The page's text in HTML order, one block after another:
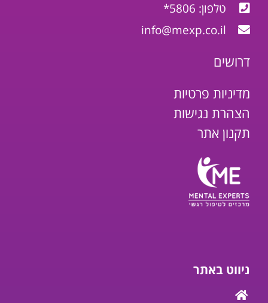
טלפון: 5806*
info@mexp.co.il
דרושים
מדיניות פרטיות
הצהרת נגישות
תקנון אתר
ניווט באתר